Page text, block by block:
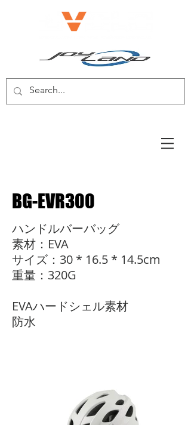
BG-EVR300
ハンドルバーバッグ
素材：EVA
サイズ：30 * 16.5 * 14.5cm
重量：320G
EVAハードシェル素材
防水